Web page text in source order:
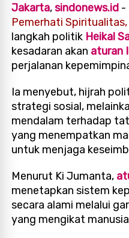
Jakarta,sindonews.id -
Pemerhati Spiritualitas,
langkah politik Heikal
kesadaran akan aturan
perjalanan
Ia menyebut, hijrah
strategi sosial,
mendalam terhadap
yang menempatkan
untuk menjaga
Menurut Ki Jumanta,
menetapkan sistem
secara alami melalui
yang mengikat